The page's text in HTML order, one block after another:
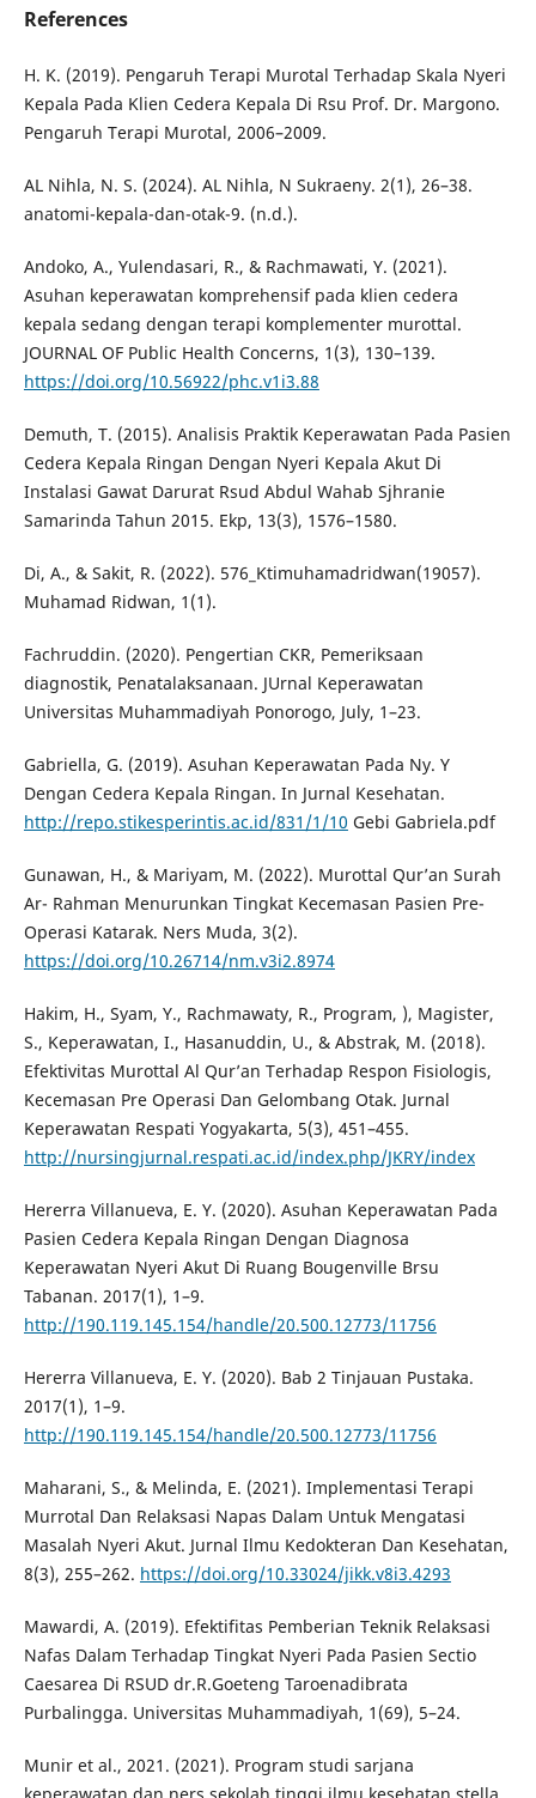
References
H. K. (2019). Pengaruh Terapi Murotal Terhadap Skala Nyeri
Kepala Pada Klien Cedera Kepala Di Rsu Prof. Dr. Margono.
Pengaruh Terapi Murotal, 2006–2009.
AL Nihla, N. S. (2024). AL Nihla, N Sukraeny. 2(1), 26–38.
anatomi-kepala-dan-otak-9. (n.d.).
Andoko, A., Yulendasari, R., & Rachmawati, Y. (2021).
Asuhan keperawatan komprehensif pada klien cedera
kepala sedang dengan terapi komplementer murottal.
JOURNAL OF Public Health Concerns, 1(3), 130–139.
https://doi.org/10.56922/phc.v1i3.88
Demuth, T. (2015). Analisis Praktik Keperawatan Pada Pasien
Cedera Kepala Ringan Dengan Nyeri Kepala Akut Di
Instalasi Gawat Darurat Rsud Abdul Wahab Sjhranie
Samarinda Tahun 2015. Ekp, 13(3), 1576–1580.
Di, A., & Sakit, R. (2022). 576_Ktimuhamadridwan(19057).
Muhamad Ridwan, 1(1).
Fachruddin. (2020). Pengertian CKR, Pemeriksaan
diagnostik, Penatalaksanaan. JUrnal Keperawatan
Universitas Muhammadiyah Ponorogo, July, 1–23.
Gabriella, G. (2019). Asuhan Keperawatan Pada Ny. Y
Dengan Cedera Kepala Ringan. In Jurnal Kesehatan.
http://repo.stikesperintis.ac.id/831/1/10 Gebi Gabriela.pdf
Gunawan, H., & Mariyam, M. (2022). Murottal Qur’an Surah
Ar- Rahman Menurunkan Tingkat Kecemasan Pasien Pre-
Operasi Katarak. Ners Muda, 3(2).
https://doi.org/10.26714/nm.v3i2.8974
Hakim, H., Syam, Y., Rachmawaty, R., Program, ), Magister,
S., Keperawatan, I., Hasanuddin, U., & Abstrak, M. (2018).
Efektivitas Murottal Al Qur’an Terhadap Respon Fisiologis,
Kecemasan Pre Operasi Dan Gelombang Otak. Jurnal
Keperawatan Respati Yogyakarta, 5(3), 451–455.
http://nursingjurnal.respati.ac.id/index.php/JKRY/index
Hererra Villanueva, E. Y. (2020). Asuhan Keperawatan Pada
Pasien Cedera Kepala Ringan Dengan Diagnosa
Keperawatan Nyeri Akut Di Ruang Bougenville Brsu
Tabanan. 2017(1), 1–9.
http://190.119.145.154/handle/20.500.12773/11756
Hererra Villanueva, E. Y. (2020). Bab 2 Tinjauan Pustaka.
2017(1), 1–9.
http://190.119.145.154/handle/20.500.12773/11756
Maharani, S., & Melinda, E. (2021). Implementasi Terapi
Murrotal Dan Relaksasi Napas Dalam Untuk Mengatasi
Masalah Nyeri Akut. Jurnal Ilmu Kedokteran Dan Kesehatan,
8(3), 255–262. https://doi.org/10.33024/jikk.v8i3.4293
Mawardi, A. (2019). Efektifitas Pemberian Teknik Relaksasi
Nafas Dalam Terhadap Tingkat Nyeri Pada Pasien Sectio
Caesarea Di RSUD dr.R.Goeteng Taroenadibrata
Purbalingga. Universitas Muhammadiyah, 1(69), 5–24.
Munir et al., 2021. (2021). Program studi sarjana